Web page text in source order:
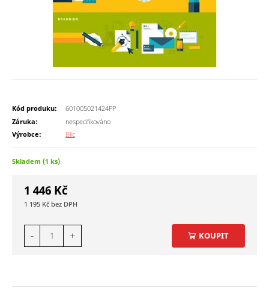
Kód produku:
601005021424PP
Záruka:
nespecifikováno
Výrobce:
Blic
Skladem (1 ks)
1 446 Kč
1 195 Kč
- + KOUPIT